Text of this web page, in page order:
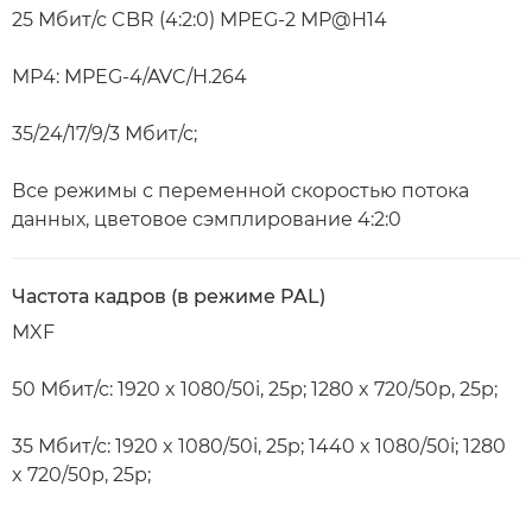
25 Мбит/с CBR (4:2:0) MPEG-2 MP@H14
MP4: MPEG-4/AVC/H.264
35/24/17/9/3 Мбит/с;
Все режимы с переменной скоростью потока
данных, цветовое сэмплирование 4:2:0
Частота кадров (в режиме PAL)
MXF
50 Мбит/с: 1920 x 1080/50i, 25p; 1280 x 720/50p, 25p;
35 Мбит/с: 1920 x 1080/50i, 25p; 1440 x 1080/50i; 1280
x 720/50p, 25p;